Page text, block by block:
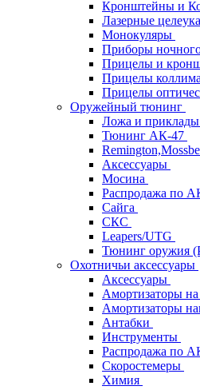
Кронштейны и
Лазерные
Монокуляры
Приборы
Прицелы и
Прицелы
Прицелы
Оружейный тюнинг
Ложа и
Тюнинг АК-47
Аксессуары
Мосина
Распродажа по
Сайга
СКС
Leapers/UTG
Тюнинг оружия
Охотничьи аксессуары
Аксессуары
Амортизаторы
Амортизаторы
Антабки
Инструменты
Распродажа по
Скоростемеры
Химия